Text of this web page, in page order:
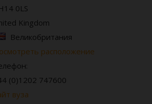
0LS
Kingdom
Великобритания
расположение
(0)1202 747600
вуза